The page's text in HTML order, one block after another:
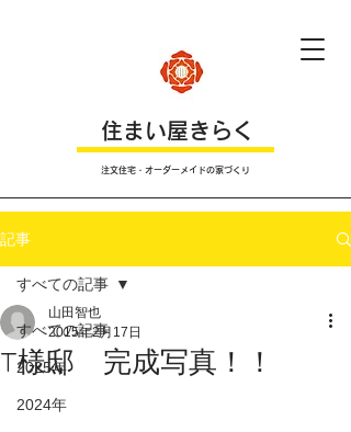
​住まい屋きらく
注文住宅・オーダーメイドの家づくり
記事
すべての記事
2025年
2024年
すべての記事
T様邸 完成写真！！
山田智也
2015年2月17日